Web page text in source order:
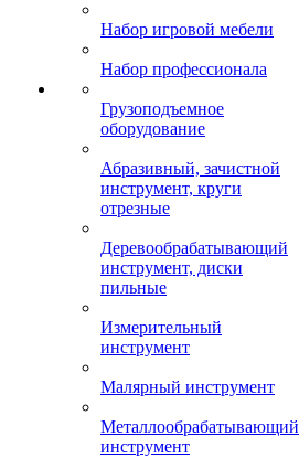
Набор игровой мебели
Набор профессионала
Грузоподъемное
оборудование
Абразивный, зачистной
инструмент, круги
отрезные
Деревообрабатывающий
инструмент, диски
пильные
Измерительный
инструмент
Малярный инструмент
Металлообрабатывающий
инструмент